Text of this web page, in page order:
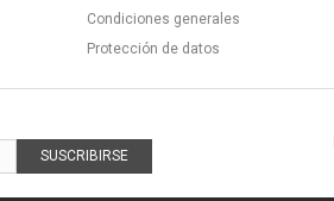
Condiciones generales
Protección de datos
SUSCRIBIRSE